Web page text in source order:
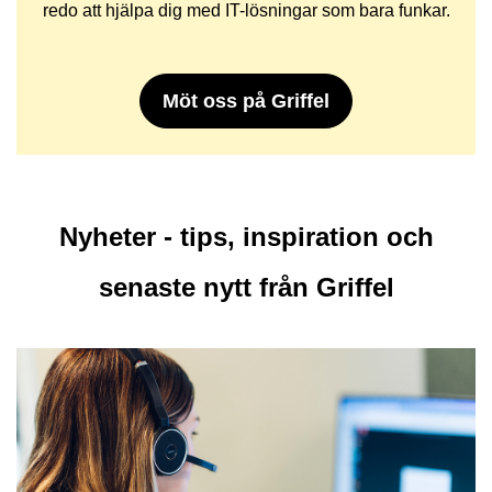
redo att hjälpa dig med IT-lösningar som bara funkar.
Möt oss på Griffel
Nyheter - tips, inspiration och
senaste nytt från Griffel